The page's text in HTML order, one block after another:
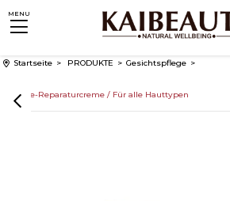
MENU
Startseite PRODUKTE Gesichtspflege
Barriere-Reparaturcreme / Für alle Hauttypen